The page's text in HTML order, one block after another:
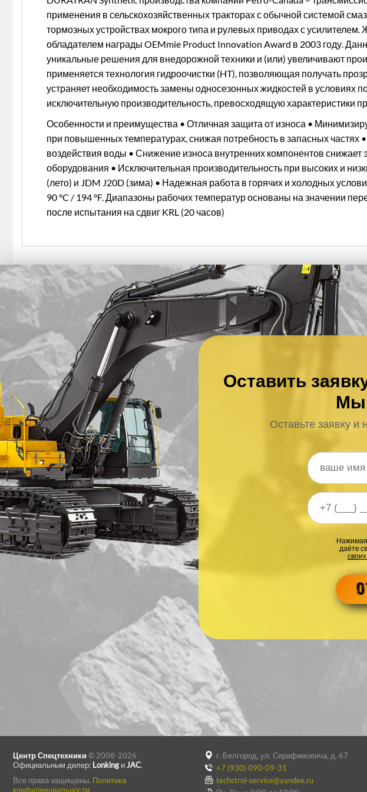
применения в сельскохозяйственных тракторах с обычной системой
тормозных устройствах мокрого типа и рулевых приводах с
обладателем награды OEMmie Product Innovation Award в 2003 году.
уникальные решения для внедорожной техники и (или) увеличивают
применяется технология гидроочистки (HT), позволяющая получать
устраняет необходимость замены односезонных жидкостей в
исключительную производительность, превосходящую характеристики
Особенности и преимущества • Отличная защита от износа •
при повышенных температурах, снижая потребность в запасных
воздействия воды • Снижение износа внутренних компонентов
оборудования • Исключительная производительность при высоких и
(лето) и JDM J20D (зима) • Надежная работа в горячих и холодных
90 °C / 194 °F. Диапазоны рабочих температур основаны на значении
после испытания на сдвиг KRL (20 часов)
Оставить
Мы
Оставьте заявку и
Ваш номер телефона
Нажимая
даёте
Центр Спецтехники © 2008-2026
Официальным дилер: Lonking иJAC.
Все права защищены. Политика
конфиденциальности.
г. Белгород, ул. Серафимовича, д. 67
+7 (930) 090-09-31
techstroi-service@yandex.ru